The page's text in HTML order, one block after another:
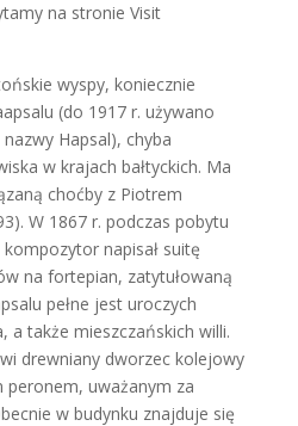
na stronie Visit
wyspy, koniecznie
(do 1917 r. używano
Hapsal), chyba
w krajach bałtyckich. Ma
choćby z Piotrem
W 1867 r. podczas pobytu
napisał suitę
na fortepian, zatytułowaną
pełne jest uroczych
a także mieszczańskich willi.
drewniany dworzec kolejowy
peronem, uważanym za
w budynku znajduje się